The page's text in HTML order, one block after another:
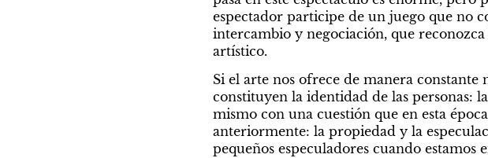
espectador participe de un juego que no
intercambio y negociación, que
artístico.
Si el arte nos ofrece de manera constante
constituyen la identidad de las personas:
mismo con una cuestión que en esta
anteriormente: la propiedad y la
pequeños especuladores cuando estamos